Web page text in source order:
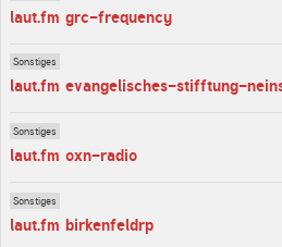
laut.fm grc-frequency
Sonstiges
laut.fm evangelisches-stifftung-
Sonstiges
laut.fm oxn-radio
Sonstiges
laut.fm birkenfeldrp